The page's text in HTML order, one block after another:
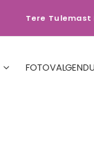
Tere Tulemast